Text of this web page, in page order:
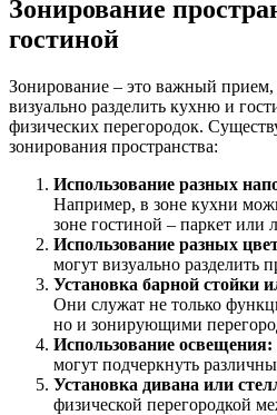
Зонирование
гостиной
Зонирование – это важный прием,
визуально разделить кухню и
физических перегородок.
зонирования пространства:
Использование разных
Например, в зоне кухни
зоне гостиной – паркет или
Использование разных
могут визуально разделить
Установка барной стойки
Они служат не только
но и зонирующими
Использование освещения:
могут подчеркнуть
Установка дивана или
физической перегородкой